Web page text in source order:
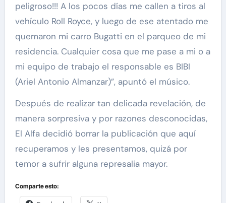
peligroso!!! A los pocos días me callen a tiros al
vehículo Roll Royce, y luego de ese atentado me
quemaron mi carro Bugatti en el parqueo de mi
residencia. Cualquier cosa que me pase a mi o a
mi equipo de trabajo el responsable es BIBI
(Ariel Antonio Almanzar)”, apuntó el músico.
Después de realizar tan delicada revelación, de
manera sorpresiva y por razones desconocidas,
El Alfa decidió borrar la publicación que aquí
recuperamos y les presentamos, quizá por
temor a sufrir alguna represalia mayor.
Comparte esto: